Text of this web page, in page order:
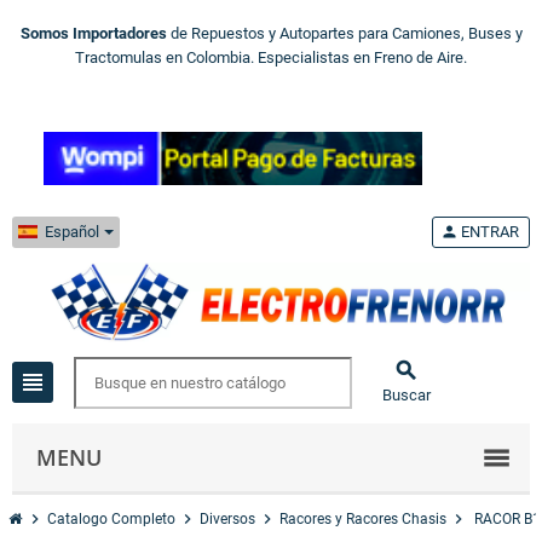
Somos Importadores de Repuestos y Autopartes para Camiones, Buses y
Tractomulas en Colombia. Especialistas en Freno de Aire.
Español
view_headline 
Buscar
person ENTRAR
MENU
chevron_right Catalogo Completo chevron_right Diversos chevron_right Racores y Racores Chasis chevron_right RACOR